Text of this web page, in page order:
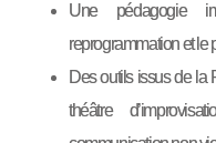
Une pédagogie
reprogrammation et le
Des outils issus de la
théâtre